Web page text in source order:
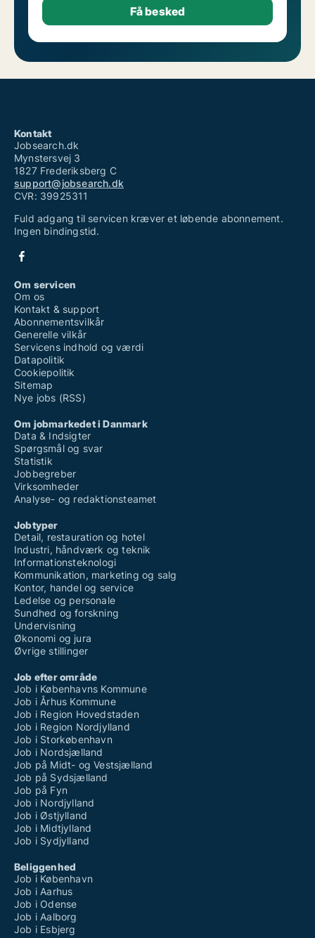
Kontakt
Jobsearch.dk
Mynstersvej 3
1827 Frederiksberg C
support@jobsearch.dk
CVR: 39925311
Fuld adgang til servicen kræver et løbende abonnement.
Ingen bindingstid.
Om servicen
Om os
Kontakt & support
Abonnementsvilkår
Generelle vilkår
Servicens indhold og værdi
Datapolitik
Cookiepolitik
Sitemap
Nye jobs (RSS)
Om jobmarkedet i Danmark
Data & Indsigter
Spørgsmål og svar
Statistik
Jobbegreber
Virksomheder
Analyse- og redaktionsteamet
Jobtyper
Detail, restauration og hotel
Industri, håndværk og teknik
Informationsteknologi
Kommunikation, marketing og salg
Kontor, handel og service
Ledelse og personale
Sundhed og forskning
Undervisning
Økonomi og jura
Øvrige stillinger
Job efter område
Job i Københavns Kommune
Job i Århus Kommune
Job i Region Hovedstaden
Job i Region Nordjylland
Job i Storkøbenhavn
Job i Nordsjælland
Job på Midt- og Vestsjælland
Job på Sydsjælland
Job på Fyn
Job i Nordjylland
Job i Østjylland
Job i Midtjylland
Job i Sydjylland
Beliggenhed
Job i København
Job i Aarhus
Job i Odense
Job i Aalborg
Job i Esbjerg